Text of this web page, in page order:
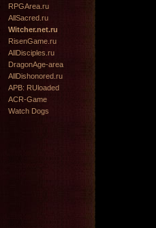
RPGArea.ru
AllSacred.ru
Witcher.net.ru
RisenGame.ru
AllDisciples.ru
DragonAge-area
AllDishonored.ru
APB: RUloaded
ACR-Game
Watch Dogs